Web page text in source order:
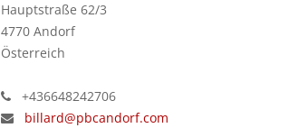
Hauptstraße 62/3
4770 Andorf
Österreich
+436648242706
billard@pbcandorf.com